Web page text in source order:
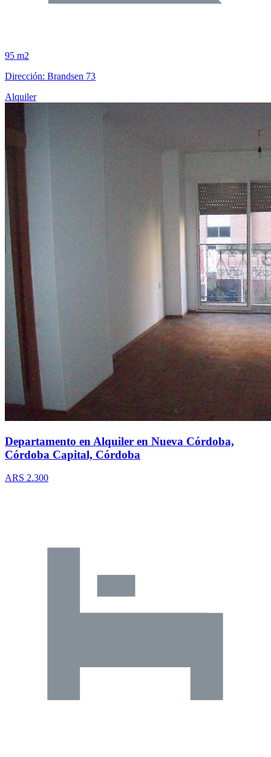
95 m2
Dirección: Brandsen 73
Alquiler
Departamento en Alquiler en Nueva Córdoba,
Córdoba Capital, Córdoba
ARS 2.300